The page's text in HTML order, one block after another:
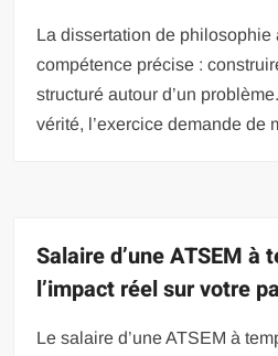
La dissertation de philosophie
compétence précise :
structuré autour d’un
vérité, l’exercice demande de
Salaire d’une ATSEM à
l’impact réel sur votre
Le salaire d’une ATSEM à